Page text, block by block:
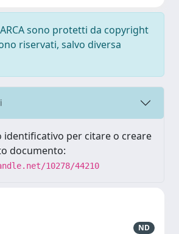
sono protetti da copyright
riservati, salvo diversa
identificativo per citare o creare
documento:
10278/44210
ND